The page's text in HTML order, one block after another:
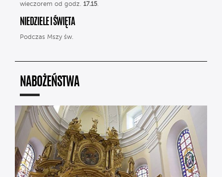
wieczorem od godz. 17.15
NIEDZIELE I ŚWIĘTA
Podczas Mszy św.
NABOŻEŃSTWA